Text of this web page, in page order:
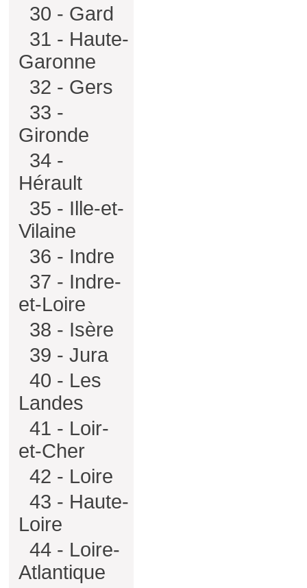
30 - Gard
31 - Haute-
Garonne
32 - Gers
33 -
Gironde
34 -
Hérault
35 - Ille-et-
Vilaine
36 - Indre
37 - Indre-
et-Loire
38 - Isère
39 - Jura
40 - Les
Landes
41 - Loir-
et-Cher
42 - Loire
43 - Haute-
Loire
44 - Loire-
Atlantique